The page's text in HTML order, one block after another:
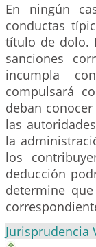
En ningún
conductas
título de dolo.
sanciones
incumpla
compulsará
deban
las
la
los
deducción
determine
Jurisprudencia